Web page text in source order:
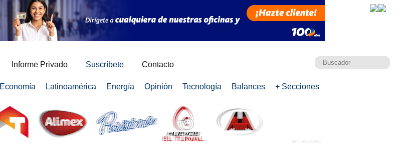
Informe Privado Suscríbete Contacto
Economía Latinoamérica Energía Opinión Tecnología Balances + Secciones